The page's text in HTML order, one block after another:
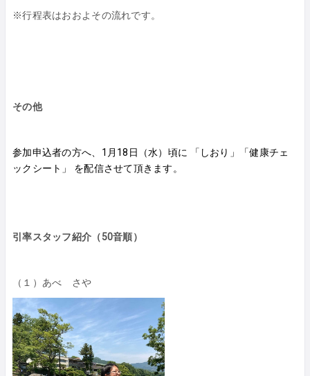
※行程表はおおよその流れです。
その他
参加申込者の方へ、1月18日（水）頃に 「しおり」「健康チェ
ックシート」 を配信させて頂きます。
引率スタッフ紹介（50音順）
（１）あべ さや